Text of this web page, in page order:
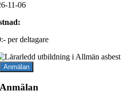
11-06
per deltagare
Anmälan
Anmälan